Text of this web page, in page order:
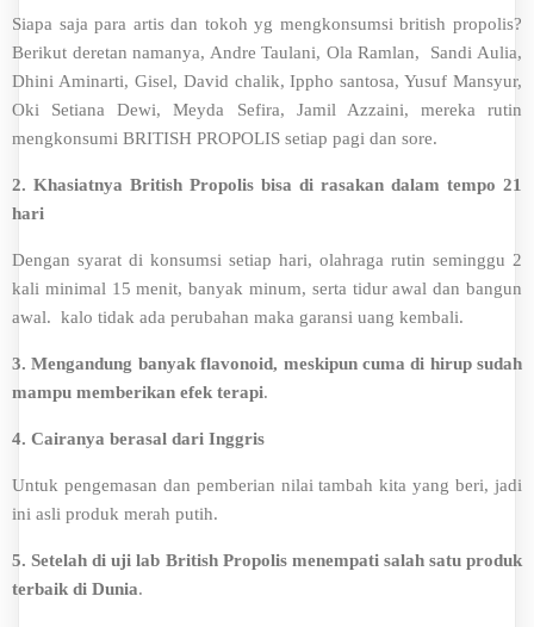
Siapa saja para artis dan tokoh yg mengkonsumsi british propolis?
Berikut deretan namanya, Andre Taulani, Ola Ramlan, Sandi Aulia,
Dhini Aminarti, Gisel, David chalik, Ippho santosa, Yusuf Mansyur,
Oki Setiana Dewi, Meyda Sefira, Jamil Azzaini, mereka rutin
mengkonsumi BRITISH PROPOLIS setiap pagi dan sore.
2. Khasiatnya British Propolis bisa di rasakan dalam tempo 21
hari
Dengan syarat di konsumsi setiap hari, olahraga rutin seminggu 2
kali minimal 15 menit, banyak minum, serta tidur awal dan bangun
awal. kalo tidak ada perubahan maka garansi uang kembali.
3. Mengandung banyak flavonoid, meskipun cuma di hirup sudah
mampu memberikan efek terapi.
4. Cairanya berasal dari Inggris
Untuk pengemasan dan pemberian nilai tambah kita yang beri, jadi
ini asli produk merah putih.
5. Setelah di uji lab British Propolis menempati salah satu produk
terbaik di Dunia.